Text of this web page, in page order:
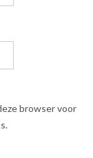
browser voor